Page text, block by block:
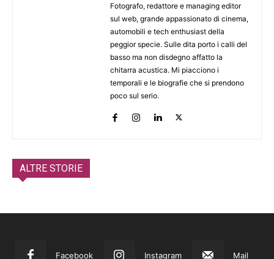
Fotografo, redattore e managing editor
sul web, grande appassionato di cinema,
automobili e tech enthusiast della
peggior specie. Sulle dita porto i calli del
basso ma non disdegno affatto la
chitarra acustica. Mi piacciono i
temporali e le biografie che si prendono
poco sul serio.
ALTRE STORIE
Facebook Instagram Mail